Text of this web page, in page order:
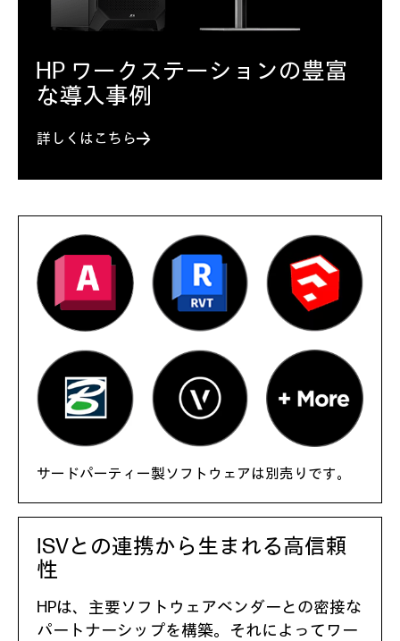
HP ワークステーションの豊富
な導入事例
詳しくはこちら
サードパーティー製ソフトウェアは別売りです。
ISVとの連携から生まれる高信頼
性
HPは、主要ソフトウェアベンダーとの密接な
パートナーシップを構築。それによってワー